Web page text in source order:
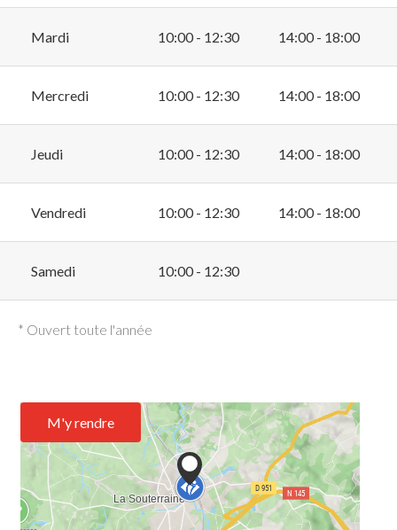
Mardi 10:00 - 12:30 14:00 - 18:00
Mercredi 10:00 - 12:30 14:00 - 18:00
Jeudi 10:00 - 12:30 14:00 - 18:00
Vendredi 10:00 - 12:30 14:00 - 18:00
Samedi 10:00 - 12:30
* Ouvert toute l'année
M'y rendre